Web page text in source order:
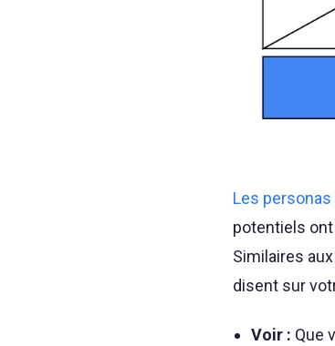
Les
potentiels
Similaires
disent sur
Voir : Que